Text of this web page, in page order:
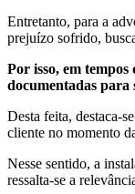
Entretanto, para a
prejuízo sofrido,
Por isso, em
documentadas para
Desta feita, destaca-
cliente no momento
Nesse sentido, a
ressalta-se a